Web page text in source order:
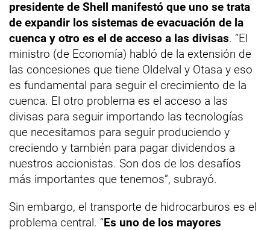
presidente de Shell manifestó que uno se trata
de expandir los sistemas de evacuación de la
cuenca y otro es el de acceso a las divisas. “El
ministro (de Economía) habló de la extensión de
las concesiones que tiene Oldelval y Otasa y eso
es fundamental para seguir el crecimiento de la
cuenca. El otro problema es el acceso a las
divisas para seguir importando las tecnologías
que necesitamos para seguir produciendo y
creciendo y también para pagar dividendos a
nuestros accionistas. Son dos de los desafíos
más importantes que tenemos”, subrayó.
Sin embargo, el transporte de hidrocarburos es el
problema central. “Es uno de los mayores